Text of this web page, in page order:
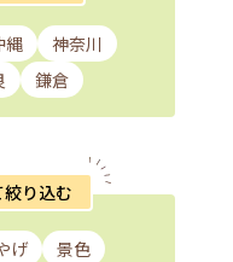
縄
神奈川
鎌倉
り込む
げ
景色